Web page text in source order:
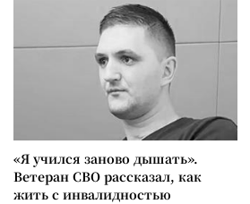
«Я учился заново дышать».
Ветеран СВО рассказал, как
жить с инвалидностью